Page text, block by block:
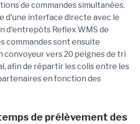
de commandes simultanées.
d'une interface directe avec le
d'entrepôts Reflex WMS de
commandes sont ensuite
convoyeur vers 20 peignes de tri
afin de répartir les colis entre les
en fonction des
de prélèvement des